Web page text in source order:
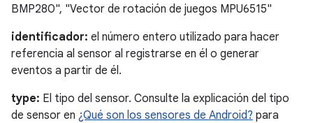
BMP280", "Vector de rotación de juegos MPU6515"
identificador: el número entero utilizado para hacer
referencia al sensor al registrarse en él o generar
eventos a partir de él.
type: El tipo del sensor. Consulte la explicación del tipo
de sensor en ¿Qué son los sensores de Android? para